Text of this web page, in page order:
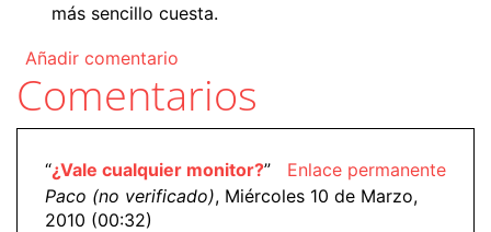
más sencillo cuesta.
Añadir comentario
Comentarios
Enlace permanente
“¿Vale cualquier monitor?”
Paco (no verificado), Miércoles 10 de Marzo,
2010 (00:32)